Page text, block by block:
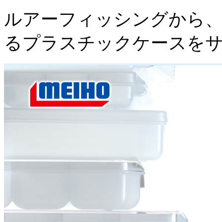
ルアーフィッシングから
るプラスチックケースを